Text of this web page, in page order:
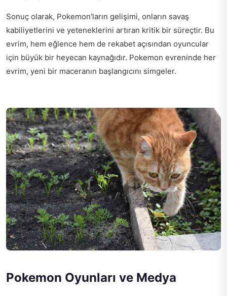
Sonuç olarak, Pokemon'ların gelişimi, onların savaş
kabiliyetlerini ve yeteneklerini artıran kritik bir süreçtir. Bu
evrim, hem eğlence hem de rekabet açısından oyuncular
için büyük bir heyecan kaynağıdır. Pokemon evreninde her
evrim, yeni bir maceranın başlangıcını simgeler.
Pokemon Oyunları ve Medya